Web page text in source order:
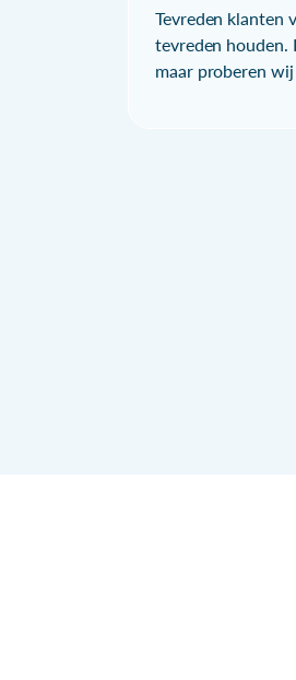
Tevreden klanten
tevreden houden.
maar proberen